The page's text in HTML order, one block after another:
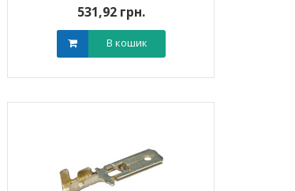
531,92 грн.
В кошик